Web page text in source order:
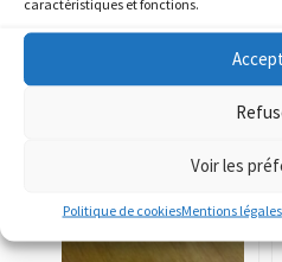
Voir les
Politique de cookiesMentions légales
PRODUITS SIMILAIRES